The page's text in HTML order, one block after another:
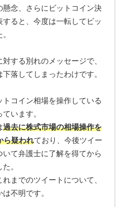
念、さらにビットコイン決
ると、今度は一転してビッ
する別れのメッセージで、
落してしまったわけです。
コイン相場を操作している
います。
過去に株式市場の相場操作を
ら疑われており、今後ツイー
いて弁護士に了解を得てから
。
までのツイートについて、
不明です。